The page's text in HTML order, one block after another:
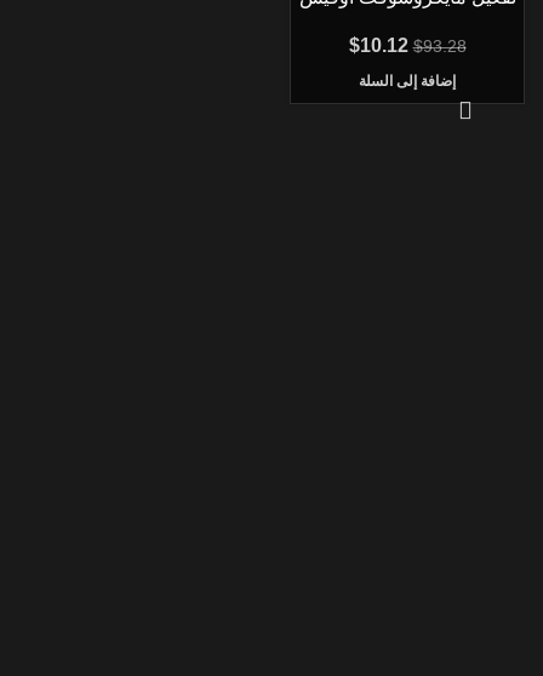
Activation رسمي
$93.28
$10.12
إضافة إلى السلة